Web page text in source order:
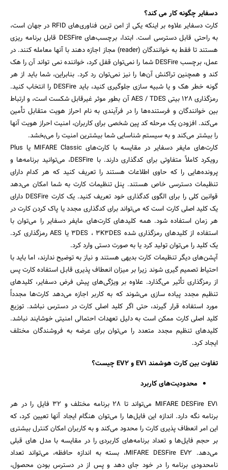
جستجو
دسفایر چگونه کار می کند؟
کارت دسفایر علاوه بر اینکه یکی از امن ترین فناوری‌های RFID در جهان است،
به راحتی قابل دسترسی است. ابتدا، برچسب‌های DESFire قابل برنامه ریزی
هستند تا فقط به خوانندگان (reader) مجاز اجازه دهند با آنها معامله کنند. در
عمل، برچسب DESFire شما را نمی‌توان قفل کرد، خواننده نمی تواند آن را هک
کند و همچنین تراکنش آن‌ها را نیز نمی‌توان رد کرد. بنابراین، شما باید از هر
گونه خطر هک و یا شبیه سازی جلوگیری کنید، باید DESFire را انتخاب کنید.
رمزگذاری 128 بیتی AES / TDES آن بطور موثر غیرقابل شکست است، و ارتباط
بین خوانندگان و فرستنده‌ها را در فرآیندی به نام احراز هویت متقابل تأمین
می‌کند. افزودن یک مرحله کد پین شخصی برای کاربران، امنیت احراز هویت آنها
را بیشتر می‌کند و به سیستم شناسایی شما بیشترین امنیت را می‌بخشد.
کارت‌های مایفر دسفایر در مقایسه با کارت‌های MIFARE Classic یا Plus
رویکرد کاملاً متفاوتی برای کدگذاری دارند. با DESFire، می‌توانید برنامه‌ها و
پرونده‌هایی را که حاوی اطلاعات هستند را تعریف کنید که هر کدام دارای
تنظیمات دسترسی خاص هستند. پنل تنظیمات کارت به شما امکان می‌دهد
قوانین کلی را برای الگوی کدگذاری خود تعریف کنید. یک کارت DESFire دارای
یک کلید اصلی کارت است که می‌تواند برای کدگذاری مجدد یا پاک کردن کارت در
هر زمان استفاده شود. همه کلیدهای کارت‌های مایفر دسفایر را می‌توان با
استفاده از کلیدهای رمزگذاری شده 3DES ، 3K3DES یا AES رمزگذاری کرد.
یک کلید را می‌توان تولید کرد یا به صورت دستی وارد کرد.
آپشن‌های دیگر تنظیمات کارت بدیهی هستند و نیاز به توضیح ندارند، اما باید با
احتیاط تصمیم گیری شوند زیرا بر میزان انعطاف پذیری قابل استفاده کارت پس
از رمزگذاری تأثیر می‌گذارد. علاوه بر ویژگی‌های پیش فرض دسفایر، کلیدهای
تنظیم مجدد پیاده سازی می‌شوند که به کاربر اجازه می‌دهد کارت‌ها مجدداً
مورد استفاده قرار گیرند، حتی اگر کلید اصلی کارت در دسترس نباشد. توزیع
کلید اصلی کارت ممکن است به دلیل تعهدات احتمالی امنیتی خوشایند نباشد.
کلیدهای تنظیم مجدد متعدد را می‌توان برای عرضه به فروشندگان مختلف
ایجاد کرد.
تفاوت بین کارت هوشمند EV1 و EV2 چیست؟
محدودیت‌های کاربرد
MIFARE DESFire EV1 می‌تواند تا 28 برنامه مختلف و 32 فایل را در هر
برنامه نگه دارد. اندازه این فایل‌ها را می‌توان هنگام ایجاد آنها تعیین کرد، که
این امر انعطاف پذیری کارت را محدود می‌کند و به کاربران امکان کنترل بیشتری
بر حجم فایل‌ها و تعداد برنامه‌های کاربردی را در مقایسه با مدل های قبلی
می‌دهد. MIFARE DESFire EV2، بسته به اندازه حافظه، می‌تواند تعداد
نامحدودی برنامه را در خود جای دهد و پس از در دسترس بودن محصول،